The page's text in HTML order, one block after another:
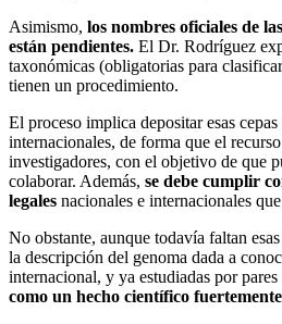
Asimismo, los nombres oficiales de
están pendientes. El Dr. Rodríguez
taxonómicas (obligatorias para
tienen un procedimiento.
El proceso implica depositar esas
internacionales, de forma que el
investigadores, con el objetivo de que
colaborar. Además, se debe cumplir
legales nacionales e internacionales
No obstante, aunque todavía faltan
la descripción del genoma dada a
internacional, y ya estudiadas por pares
como un hecho científico